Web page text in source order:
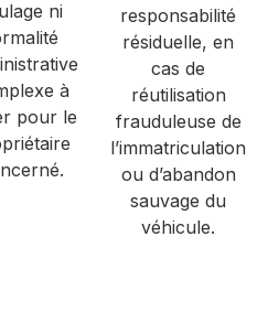
ni
à
pour le
responsabilité
résiduelle, en
cas de
réutilisation
frauduleuse de
l’immatriculation
ou d’abandon
sauvage du
véhicule.